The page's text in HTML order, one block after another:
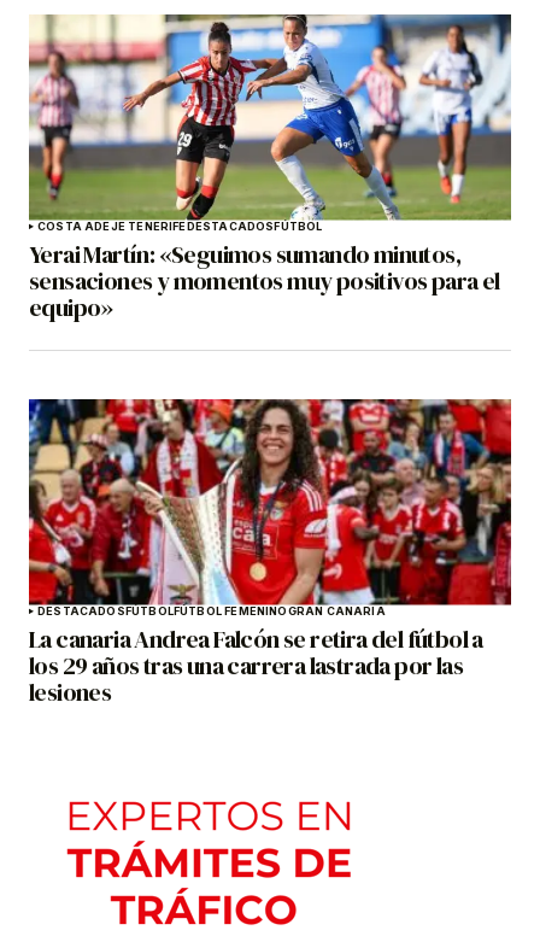
COSTA ADEJE TENERIFEDESTACADOSFÚTBOL
Yerai Martín: «Seguimos sumando minutos,
sensaciones y momentos muy positivos para el
equipo»
DESTACADOSFÚTBOLFÚTBOL FEMENINOGRAN CANARIA
La canaria Andrea Falcón se retira del fútbol a
los 29 años tras una carrera lastrada por las
lesiones